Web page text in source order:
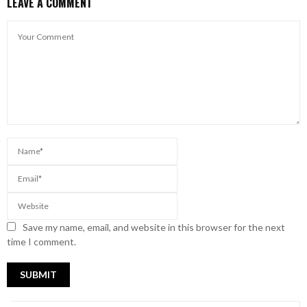
Save my name, email, and website in this browser for the next
time I comment.